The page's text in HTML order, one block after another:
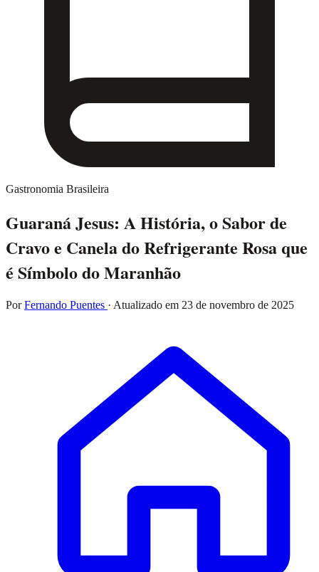
Gastronomia Brasileira
Guaraná Jesus: A História, o Sabor de
Cravo e Canela do Refrigerante Rosa que
é Símbolo do Maranhão
PorFernando Puentes · Atualizado em 23 de novembro de 2025